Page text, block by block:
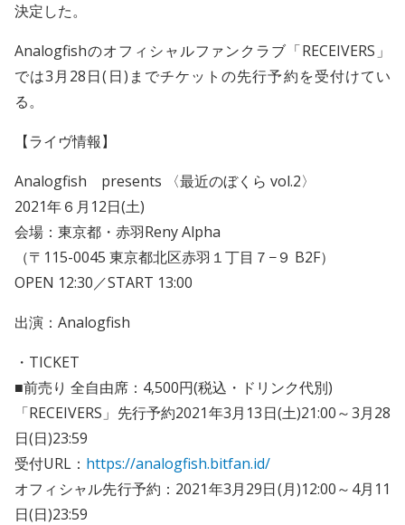
決定した。
Analogfishのオフィシャルファンクラブ「RECEIVERS」
では3月28日(日)までチケットの先行予約を受付けてい
る。
【ライヴ情報】
Analogfish presents 〈最近のぼくら vol.2〉
2021年６月12日(土)
会場：東京都・赤羽Reny Alpha
（〒115-0045 東京都北区赤羽１丁目７−９ B2F）
OPEN 12:30／START 13:00
出演：Analogfish
・TICKET
■前売り 全自由席：4,500円(税込・ドリンク代別)
「RECEIVERS」先行予約2021年3月13日(土)21:00～3月28
日(日)23:59
受付URL： https://analogfish.bitfan.id/
オフィシャル先行予約：2021年3月29日(月)12:00～4月11
日(日)23:59